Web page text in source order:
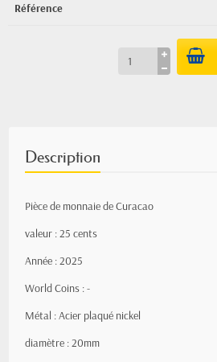
Référence
Description
Pièce de monnaie de Curacao
valeur : 25 cents
Année : 2025
World Coins : -
Métal : Acier plaqué nickel
diamètre : 20mm